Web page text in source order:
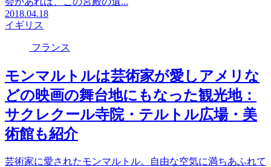
2018.04.18
イギリス
フランス
モンマルトルは芸術家が愛しアメリな
どの映画の舞台地にもなった観光地：
サクレクール寺院・テルトル広場・美
術館も紹介
芸術家に愛されたモンマルトル。自由な空気に満ちあふれて